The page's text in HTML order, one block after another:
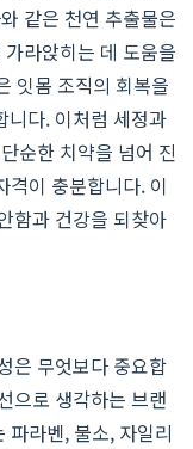
같은 천연 추출물은
라앉히는 데 도움을
잇몸 조직의 회복을
니다. 이처럼 세정과
순한 치약을 넘어 진
격이 충분합니다. 이
함과 건강을 되찾아
은 무엇보다 중요합
으로 생각하는 브랜
파라벤, 불소, 자일리